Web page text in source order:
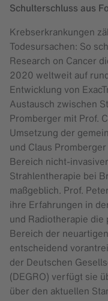
Schulterschluss aus
Krebserkrankungen
Todesursachen: So
Research on Cancer
2020 weltweit auf
Entwicklung von
Austausch zwischen
Promberger mit Prof.
Umsetzung der
und Claus
Bereich nicht-
Strahlentherapie bei
maßgeblich. Prof.
ihre Erfahrungen in
und Radiotherapie
Bereich der
entscheidend
der Deutschen
(DEGRO) verfügt sie
über den aktuellen